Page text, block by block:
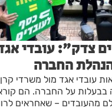
צדק": עובדי
החברה
עובדי אגד מול משרדי קרן
בבעלות על החברה. הם
מהעובדים – שאחראים